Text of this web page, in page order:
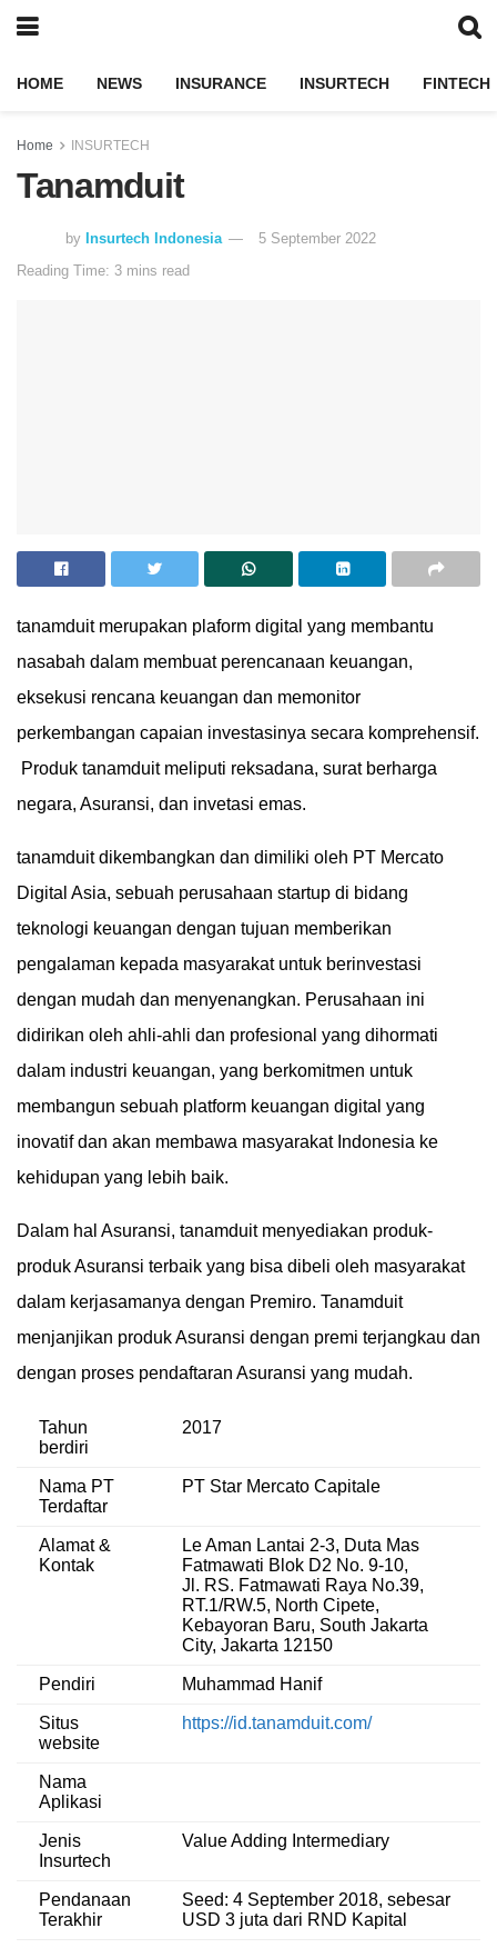
HOME NEWS INSURANCE INSURTECH FINTECH
Home INSURTECH
Tanamduit
by Insurtech Indonesia
5 September 2022
Reading Time: 3 mins read
tanamduit merupakan plaform digital yang membantu
nasabah dalam membuat perencanaan keuangan,
eksekusi rencana keuangan dan memonitor
perkembangan capaian investasinya secara komprehensif.
Produk tanamduit meliputi reksadana, surat berharga
negara, Asuransi, dan invetasi emas.
tanamduit dikembangkan dan dimiliki oleh PT Mercato
Digital Asia, sebuah perusahaan startup di bidang
teknologi keuangan dengan tujuan memberikan
pengalaman kepada masyarakat untuk berinvestasi
dengan mudah dan menyenangkan. Perusahaan ini
didirikan oleh ahli-ahli dan profesional yang dihormati
dalam industri keuangan, yang berkomitmen untuk
membangun sebuah platform keuangan digital yang
inovatif dan akan membawa masyarakat Indonesia ke
kehidupan yang lebih baik.
Dalam hal Asuransi, tanamduit menyediakan produk-
produk Asuransi terbaik yang bisa dibeli oleh masyarakat
dalam kerjasamanya dengan Premiro. Tanamduit
menjanjikan produk Asuransi dengan premi terjangkau dan
dengan proses pendaftaran Asuransi yang mudah.
Tahun
berdiri
2017
Nama PT
Terdaftar
PT Star Mercato Capitale
Alamat &
Kontak
Le Aman Lantai 2-3, Duta Mas
Fatmawati Blok D2 No. 9-10,
Jl. RS. Fatmawati Raya No.39,
RT.1/RW.5, North Cipete,
Kebayoran Baru, South Jakarta
City, Jakarta 12150
Pendiri Muhammad Hanif
Situs
website
https://id.tanamduit.com/
Nama
Aplikasi
Jenis
Insurtech
Value Adding Intermediary
Pendanaan
Terakhir
Seed: 4 September 2018, sebesar
USD 3 juta dari RND Kapital